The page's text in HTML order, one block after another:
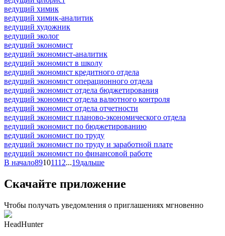
ведущий химик
ведущий химик-аналитик
ведущий художник
ведущий эколог
ведущий экономист
ведущий экономист-аналитик
ведущий экономист в школу
ведущий экономист кредитного отдела
ведущий экономист операционного отдела
ведущий экономист отдела бюджетирования
ведущий экономист отдела валютного контроля
ведущий экономист отдела отчетности
ведущий экономист планово-экономического отдела
ведущий экономист по бюджетированию
ведущий экономист по труду
ведущий экономист по труду и заработной плате
ведущий экономист по финансовой работе
В начало89101112...19дальше
Скачайте приложение
Чтобы получать уведомления о приглашениях мгновенно
HeadHunter